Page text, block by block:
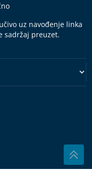
uz navođenje linka
sadržaj preuzet.